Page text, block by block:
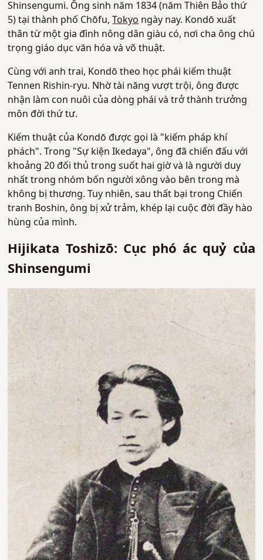
Shinsengumi. Ông sinh năm 1834 (năm Thiên Bảo thứ
5) tại thành phố Chōfu,Tokyo ngày nay. Kondō xuất
thân từ một gia đình nông dân giàu có, nơi cha ông chú
trọng giáo dục văn hóa và võ thuật.
Cùng với anh trai, Kondō theo học phái kiếm thuật
Tennen Rishin-ryu. Nhờ tài năng vượt trội, ông được
nhận làm con nuôi của dòng phái và trở thành trưởng
môn đời thứ tư.
Kiếm thuật của Kondō được gọi là "kiếm pháp khí
phách". Trong "Sự kiện Ikedaya", ông đã chiến đấu với
khoảng 20 đối thủ trong suốt hai giờ và là người duy
nhất trong nhóm bốn người xông vào bên trong mà
không bị thương. Tuy nhiên, sau thất bại trong Chiến
tranh Boshin, ông bị xử trảm, khép lại cuộc đời đầy hào
hùng của mình.
Hijikata Toshizō: Cục phó ác quỷ của
Shinsengumi